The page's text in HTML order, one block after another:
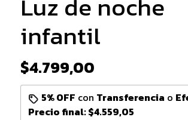
Luz de noche
infantil
$4.799,00
5% OFF con Transferencia o
Precio final:$4.559,05